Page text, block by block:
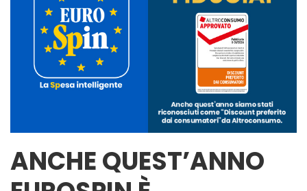
ANCHE QUEST’ANNO